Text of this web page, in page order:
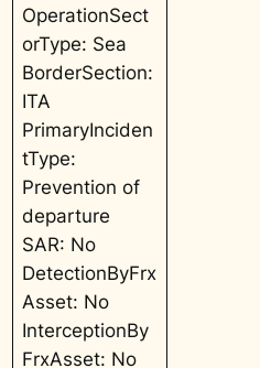
OperationSect
orType: Sea
BorderSection:
ITA
PrimaryInciden
tType:
Prevention of
departure
SAR: No
DetectionByFrx
Asset: No
InterceptionBy
FrxAsset: No